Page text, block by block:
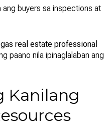
ang buyers sa inspections at
real estate professional
paano nila ipinaglalaban ang
Kanilang